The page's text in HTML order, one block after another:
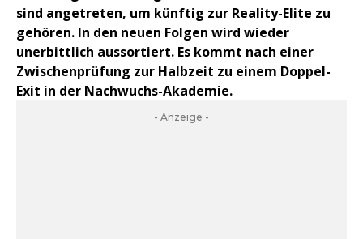
sind angetreten, um künftig zur Reality-Elite zu
gehören. In den neuen Folgen wird wieder
unerbittlich aussortiert. Es kommt nach einer
Zwischenprüfung zur Halbzeit zu einem Doppel-
Exit in der Nachwuchs-Akademie.
- Anzeige -